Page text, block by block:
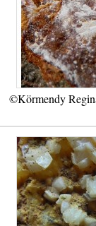
©Körmendy